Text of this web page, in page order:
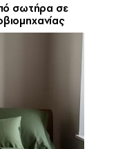
σωτήρα σε